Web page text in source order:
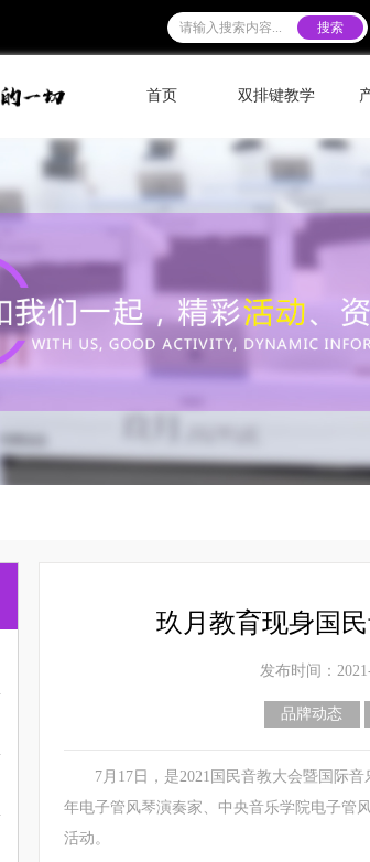
首页 双排键教学
玖月教育现身国
发布时间：
品牌动态
7月17日，是2021国民音教大会暨国际音
年电子管风琴演奏家、中央音乐学院电子管
活动。